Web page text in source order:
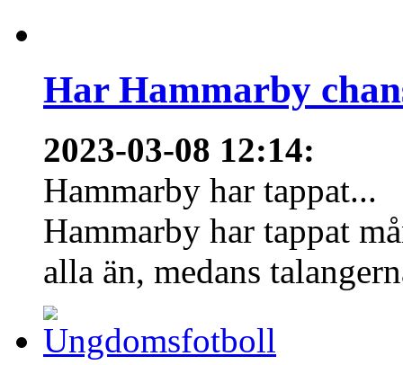
Har Hammarby
2023-03-08 12:14:
Hammarby har tappat...
Hammarby har tappat
alla än, medans